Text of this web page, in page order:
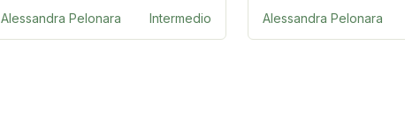
Alessandra Pelonara Intermedio Alessandra Pelonara